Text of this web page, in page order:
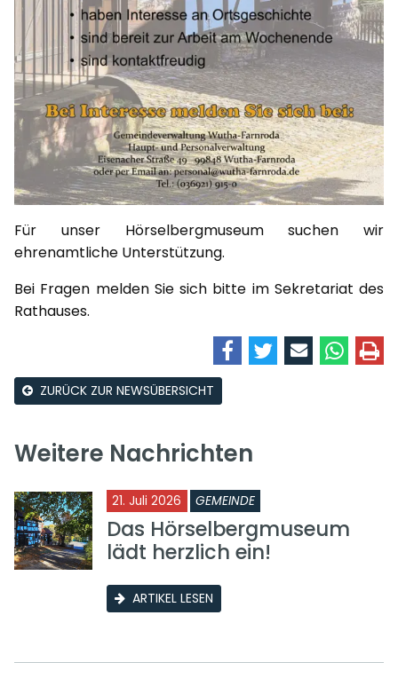
Für unser Hörselbergmuseum suchen wir
ehrenamtliche Unterstützung.
Bei Fragen melden Sie sich bitte im Sekretariat des
Rathauses.
ZURÜCK ZUR NEWSÜBERSICHT
Weitere Nachrichten
21. Juli 2026 GEMEINDE
Das Hörselbergmuseum
lädt herzlich ein!
ARTIKEL LESEN